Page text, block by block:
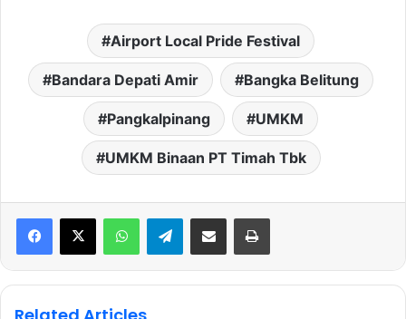
Airport Local Pride Festival
Bandara Depati Amir Bangka Belitung
Pangkalpinang UMKM
UMKM Binaan PT Timah Tbk
WhatsAppTelegramShare via Email Print